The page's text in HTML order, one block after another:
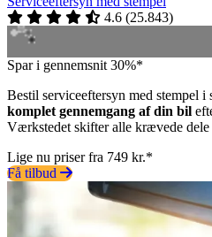
4.6 (25.843)
Spar i gennemsnit 30%*
Bestil serviceeftersyn med stempel i
komplet gennemgang af din bil
Værkstedet skifter alle krævede dele
Lige nu priser fra 749 kr.*
Få tilbud